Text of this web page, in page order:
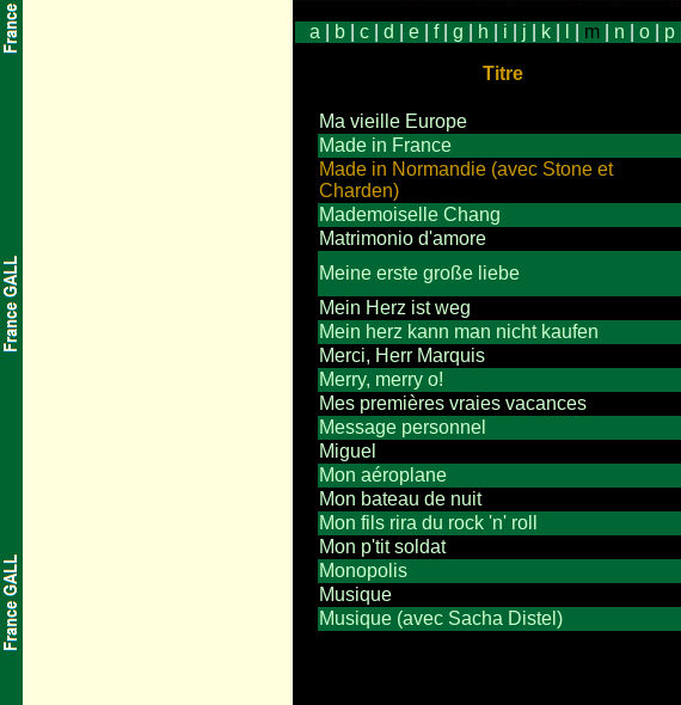
a b c d e f g h i j k m n o p
Titre
Ma vieille Europe
Made in France
Made in Normandie (avec Stone et
Charden)
Mademoiselle Chang
Matrimonio d'amore
Meine erste große liebe
Mein Herz ist weg
Mein herz kann man nicht kaufen
Merci, Herr Marquis
Merry, merry o!
Mes premières vraies vacances
Message personnel
Miguel
Mon aéroplane
Mon bateau de nuit
Mon fils rira du rock 'n' roll
Mon p'tit soldat
Monopolis
Musique
Musique (avec Sacha Distel)